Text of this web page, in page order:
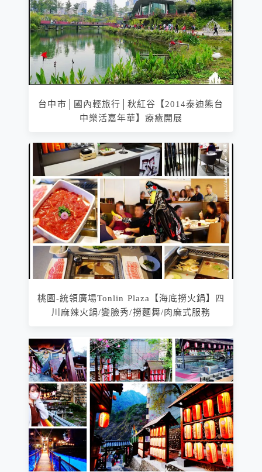
台中市│國內輕旅行│秋紅谷【2014泰迪熊台
中樂活嘉年華】療癒開展
桃園-統領廣場Tonlin Plaza【海底撈火鍋】四
川麻辣火鍋/變臉秀/撈麵舞/肉麻式服務